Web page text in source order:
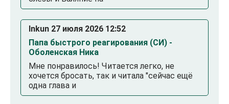
Inkun 27 июля 2026 12:52
Папа быстрого реагирования (СИ) -
Оболенская Ника
Мне понравилось! Читается легко, не
хочется бросать, так и читала "сейчас ещё
одна глава и